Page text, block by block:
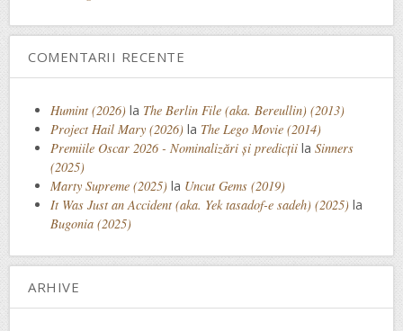
COMENTARII RECENTE
Humint (2026) la The Berlin File (aka. Bereullin) (2013)
Project Hail Mary (2026) la The Lego Movie (2014)
Premiile Oscar 2026 - Nominalizări și predicții la Sinners
(2025)
Marty Supreme (2025) la Uncut Gems (2019)
It Was Just an Accident (aka. Yek tasadof-e sadeh) (2025) la
Bugonia (2025)
ARHIVE